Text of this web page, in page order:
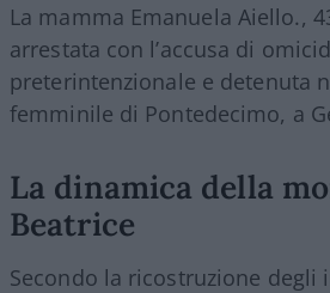
La mamma Emanuela Aiello.,
arrestata con l’accusa di
preterintenzionale e detenuta
femminile di Pontedecimo, a
La dinamica della
Beatrice
Secondo la ricostruzione degli